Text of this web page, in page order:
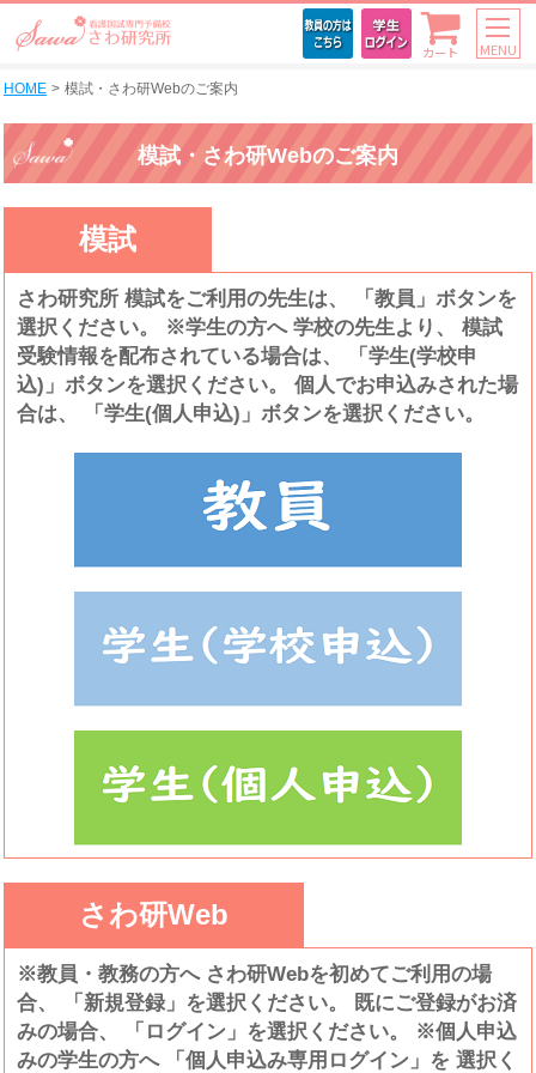
カート MENU
HOME 模試・さわ研Webのご案内
模試・さわ研Webのご案内
模試
さわ研究所 模試をご利用の先生は、 「教員」ボタンを
選択ください。 ※学生の方へ 学校の先生より、 模試
受験情報を配布されている場合は、 「学生(学校申
込)」ボタンを選択ください。 個人でお申込みされた場
合は、 「学生(個人申込)」ボタンを選択ください。
さわ研Web
※教員・教務の方へ さわ研Webを初めてご利用の場
合、 「新規登録」を選択ください。 既にご登録がお済
みの場合、 「ログイン」を選択ください。 ※個人申込
みの学生の方へ 「個人申込み専用ログイン」を 選択く